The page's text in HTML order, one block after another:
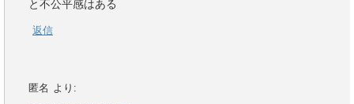
と不公平感はある
返信
匿名 より: